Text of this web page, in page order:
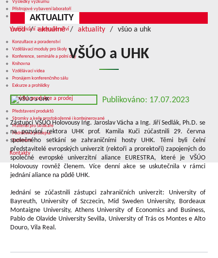
Výsledky výzkumu
Přístrojové vybavení laboratoří
Služby v oblasti výzkumu
Vzdělávání a poradenství
Konzultace a poradenství
Vzdělávací moduly pro školy
Konference, semináře a polní dny
Knihovna
Vzdělávací videa
Pronájem konferenčního sálu
Exkurze a prohlídky
Nabídka produkce a prodej
Představení produktů
Stromky a keře prostokořenné i kontejnerované
Materiál pro školkaře
Podniková prodejna
Sortiment
Kontakty
AKTUALITY
úvod aktuálně aktuality všúo a uhk
VŠÚO a UHK
Publikováno: 17.07.2023
Zástupci VŠÚO Holovousy Ing. Jaroslav Vácha a Ing. Jiří Sedlák, Ph.D. se
na pozvání rektora UHK prof. Kamila Kuči zúčastnili 29. června
společného setkání se zahraničními hosty UHK. Těmi byli čelní
představitelé evropských univerzit (rektoři a prorektoři) zapojených do
společné evropské univerzitní aliance EURESTRA, které je VŠÚO
Holovousy rovněž členem. Více denní akce se uskutečnila v rámci
jednání aliance na půdě UHK.
Jednání se zúčastnili zástupci zahraničních univerzit: University of
Bayreuth, University of Szczecin, Mid Sweden University, Bordeaux
Montaigne University, Athens University of Economics and Business,
Pablo de Olavide University Sevilla, University of Trás os Montes e Alto
Douro, Vila Real.